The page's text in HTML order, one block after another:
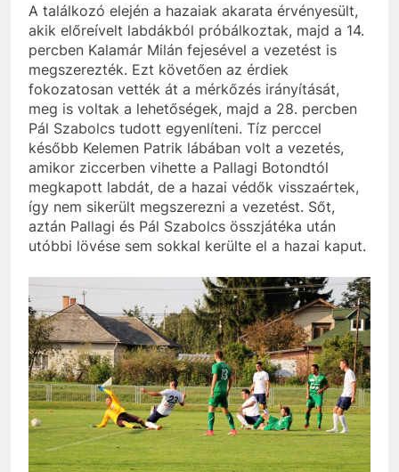
A találkozó elején a hazaiak akarata érvényesült,
akik előreívelt labdákból próbálkoztak, majd a 14.
percben Kalamár Milán fejesével a vezetést is
megszerezték. Ezt követően az érdiek
fokozatosan vették át a mérkőzés irányítását,
meg is voltak a lehetőségek, majd a 28. percben
Pál Szabolcs tudott egyenlíteni. Tíz perccel
később Kelemen Patrik lábában volt a vezetés,
amikor ziccerben vihette a Pallagi Botondtól
megkapott labdát, de a hazai védők visszaértek,
így nem sikerült megszerezni a vezetést. Sőt,
aztán Pallagi és Pál Szabolcs összjátéka után
utóbbi lövése sem sokkal kerülte el a hazai kaput.